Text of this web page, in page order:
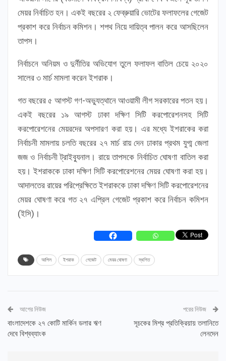
মেয়র নির্বাচিত হন। একই বছরের ২ ফেব্রুয়ারি ভোটের ফলাফলের গেজেট
প্রকাশ করে নির্বাচন কমিশন। শপথ নিয়ে দায়িত্ব পালন করে আসছিলেন
তাপস।
নির্বাচনে অনিয়ম ও দুর্নীতির অভিযোগ তুলে ফলাফল বাতিল চেয়ে ২০২০
সালের ৩ মার্চ মামলা করেন ইশরাক।
গত বছরের ৫ আগস্ট গণ-অভ্যুত্থানে আওয়ামী লীগ সরকারের পতন হয়।
একই বছরের ১৯ আগস্ট ঢাকা দক্ষিণ সিটি করপোরেশনসহ সিটি
করপোরেশনের মেয়রদের অপসারণ করা হয়। এর মধ্যে ইশরাকের করা
নির্বাচনী মামলায় চলতি বছরের ২৭ মার্চ রায় দেন ঢাকার প্রথম যুগ্ম জেলা
জজ ও নির্বাচনী ট্রাইব্যুনাল। রায়ে তাপসকে নির্বাচিত ঘোষণা বাতিল করা
হয়। ইশরাককে ঢাকা দক্ষিণ সিটি করপোরেশনের মেয়র ঘোষণা করা হয়।
আদালতের রায়ের পরিপ্রেক্ষিতে ইশরাককে ঢাকা দক্ষিণ সিটি করপোরেশনের
মেয়র ঘোষণা করে গত ২৭ এপ্রিল গেজেট প্রকাশ করে নির্বাচন কমিশন
(ইসি)।
আপিল ইশরাক গেজেট মেয়র ঘোষণা স্থগিত
আগের নিউজ
বাংলাদেশকে ২৭ কোটি মার্কিন ডলার ঋণ
দেবে বিশ্বব্যাংক
পরের নিউজ
সূচকের মিশ্র প্রতিক্রিয়ায় তলানিতে
লেনদেন